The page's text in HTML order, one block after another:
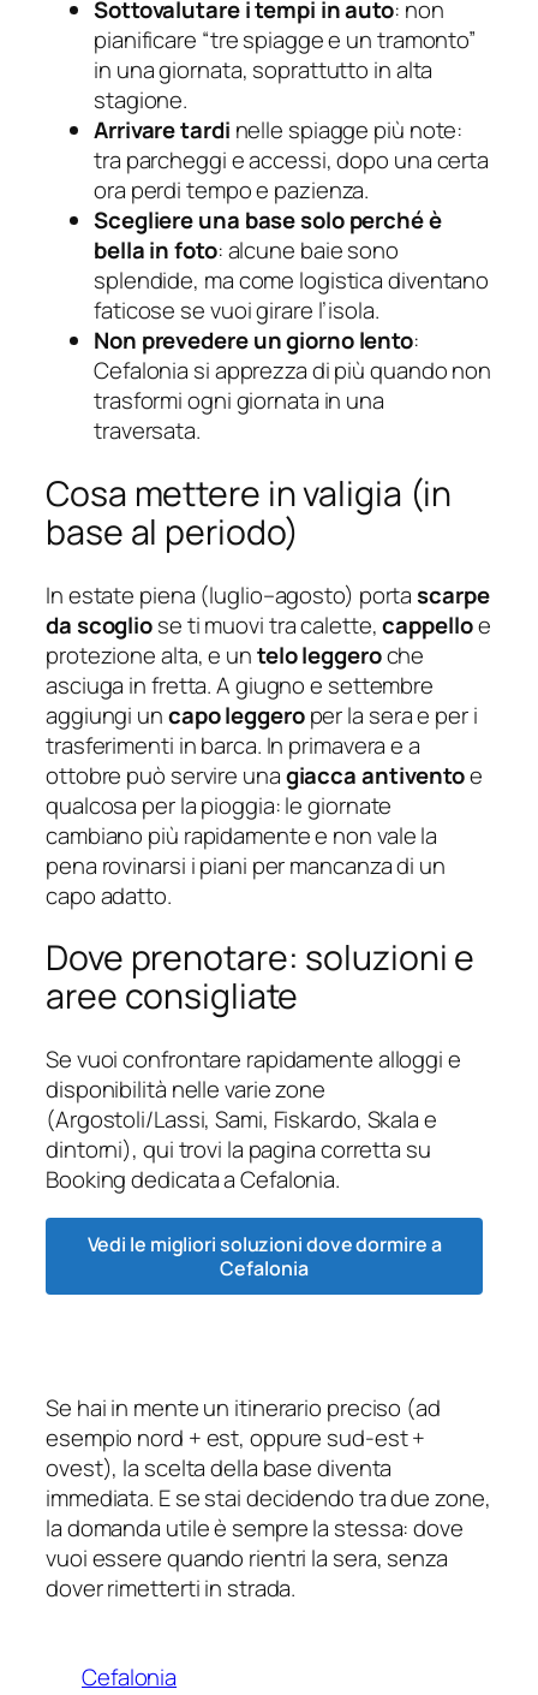
Sottovalutare i tempi in auto: non
pianificare “tre spiagge e un tramonto”
in una giornata, soprattutto in alta
stagione.
Arrivare tardi nelle spiagge più note:
tra parcheggi e accessi, dopo una certa
ora perdi tempo e pazienza.
Scegliere una base solo perché è
bella in foto: alcune baie sono
splendide, ma come logistica diventano
faticose se vuoi girare l’isola.
Non prevedere un giorno lento:
Cefalonia si apprezza di più quando non
trasformi ogni giornata in una
traversata.
Cosa mettere in valigia (in
base al periodo)
In estate piena (luglio–agosto) portascarpe
da scogliose ti muovi tra calette,cappelloe
protezione alta, e untelo leggeroche
asciuga in fretta. A giugno e settembre
aggiungi uncapo leggeroper la sera e per i
trasferimenti in barca. In primavera e a
ottobre può servire unagiacca antiventoe
qualcosa per la pioggia: le giornate
cambiano più rapidamente e non vale la
pena rovinarsi i piani per mancanza di un
capo adatto.
Dove prenotare: soluzioni e
aree consigliate
Se vuoi confrontare rapidamente alloggi e
disponibilità nelle varie zone
(Argostoli/Lassi, Sami, Fiskardo, Skala e
dintorni), qui trovi la pagina corretta su
Booking dedicata a Cefalonia.
Vedi le migliori soluzioni dove dormire a
Cefalonia
Se hai in mente un itinerario preciso (ad
esempio nord + est, oppure sud-est +
ovest), la scelta della base diventa
immediata. E se stai decidendo tra due zone,
la domanda utile è sempre la stessa: dove
vuoi essere quando rientri la sera, senza
dover rimetterti in strada.
Cefalonia